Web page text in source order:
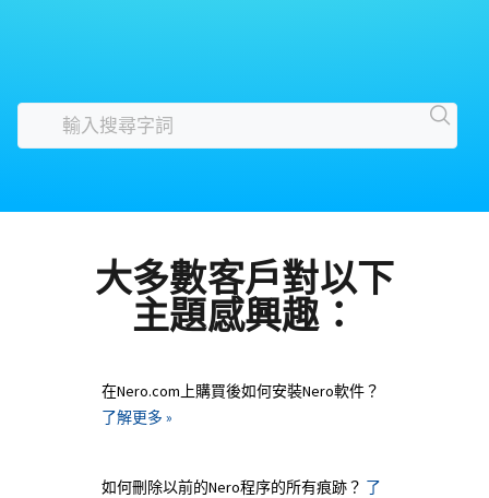
大多數客戶對以下
主題感興趣：
在Nero.com上購買後如何安裝Nero軟件？
了解更多 »
如何刪除以前的Nero程序的所有痕跡？ 了